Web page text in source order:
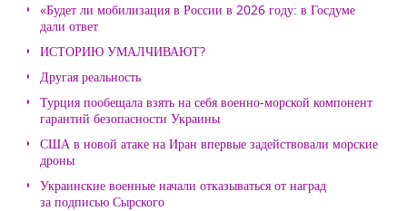
«Будет ли мобилизация в России в 2026 году: в Госдуме
дали ответ
ИСТОРИЮ УМАЛЧИВАЮТ?
Другая реальность
Турция пообещала взять на себя военно-морской компонент
гарантий безопасности Украины
США в новой атаке на Иран впервые задействовали морские
дроны
Украинские военные начали отказываться от наград
за подписью Сырского